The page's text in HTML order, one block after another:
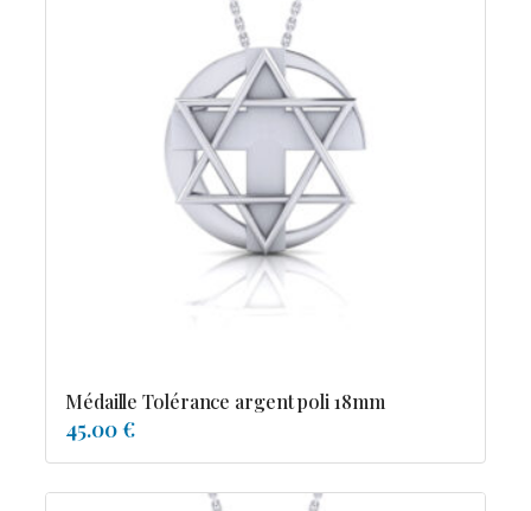
Médaille Tolérance argent poli 18mm
45.00 €